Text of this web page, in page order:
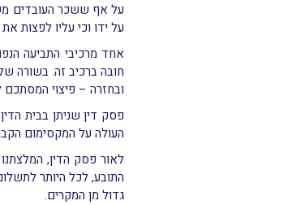
על אף ששכר העובדים
על ידו וכי עליו לפצות
אחד מרכיבי התביעה
חובה ברכיב זה. בשורה
ובחזרה – פיצוי
פסק דין שניתן בבית
העולה על המקסימום הקבוע בחוק
לאור פסק הדין,
התובע, לכל היותר
גדול מן המקרים.